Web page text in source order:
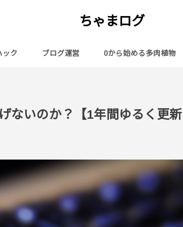
ちゃまログ
ック ブログ運営 0から始める多肉植物
ないのか？【1年間ゆるく更